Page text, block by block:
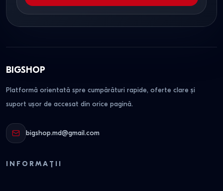
BIGSHOP
Platformă orientată spre cumpărături rapide, oferte clare și
suport ușor de accesat din orice pagină.
bigshop.md@gmail.com
INFORMAȚII